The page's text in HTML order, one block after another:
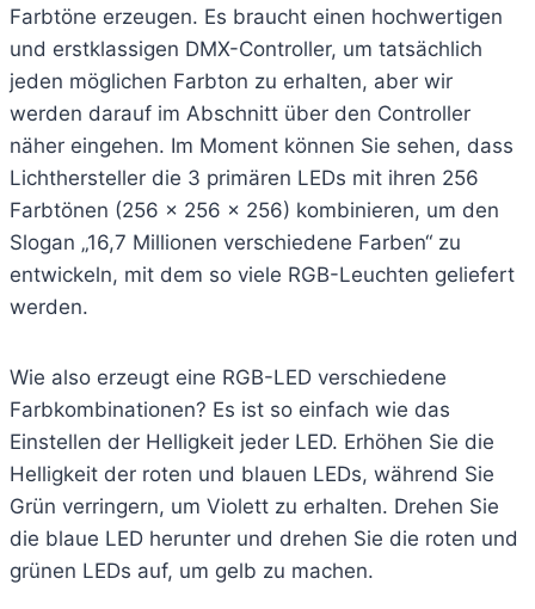
Farbtöne erzeugen. Es braucht einen hochwertigen
und erstklassigen DMX-Controller, um tatsächlich
jeden möglichen Farbton zu erhalten, aber wir
werden darauf im Abschnitt über den Controller
näher eingehen. Im Moment können Sie sehen, dass
Lichthersteller die 3 primären LEDs mit ihren 256
Farbtönen (256 x 256 x 256) kombinieren, um den
Slogan „16,7 Millionen verschiedene Farben“ zu
entwickeln, mit dem so viele RGB-Leuchten geliefert
werden.
Wie also erzeugt eine RGB-LED verschiedene
Farbkombinationen? Es ist so einfach wie das
Einstellen der Helligkeit jeder LED. Erhöhen Sie die
Helligkeit der roten und blauen LEDs, während Sie
Grün verringern, um Violett zu erhalten. Drehen Sie
die blaue LED herunter und drehen Sie die roten und
grünen LEDs auf, um gelb zu machen.